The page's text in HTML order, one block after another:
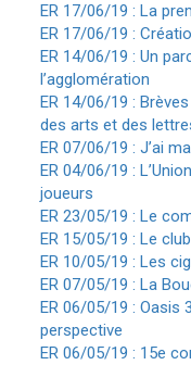
ER 17/06/19 : La
ER 17/06/19 :
ER 14/06/19 : Un
l’agglomération
ER 14/06/19 :
des arts et des
ER 07/06/19 : J’ai
ER 04/06/19 :
joueurs
ER 23/05/19 : Le
ER 15/05/19 : Le
ER 10/05/19 : Les
ER 07/05/19 : La
ER 06/05/19 : Oasis
perspective
ER 06/05/19 : 15e